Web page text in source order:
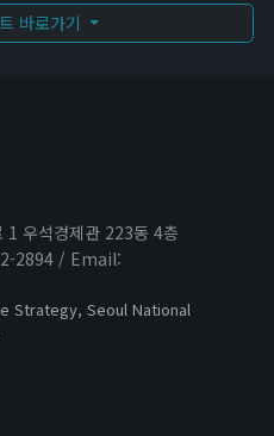
바로가기
1 우석경제관 223동 4층
2894 / Email:
Strategy, Seoul National